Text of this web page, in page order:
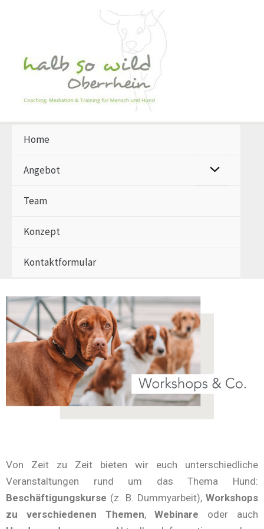
Home
Angebot Menü
Team
Konzept
Kontaktformular
Von Zeit zu Zeit bieten wir euch unterschiedliche
Veranstaltungen rund um das Thema Hund:
Beschäftigungskurse (z. B. Dummyarbeit), Workshops
zu verschiedenen Themen,Webinare oder auch